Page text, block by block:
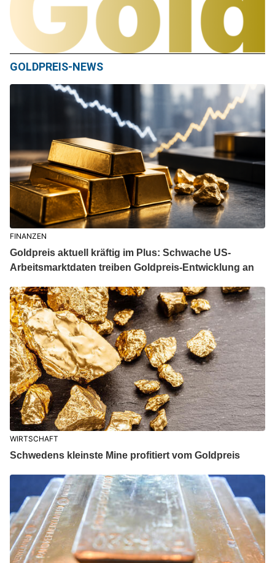
GOLDPREIS-NEWS
FINANZEN
Goldpreis aktuell kräftig im Plus: Schwache US-
Arbeitsmarktdaten treiben Goldpreis-Entwicklung an
WIRTSCHAFT
Schwedens kleinste Mine profitiert vom Goldpreis